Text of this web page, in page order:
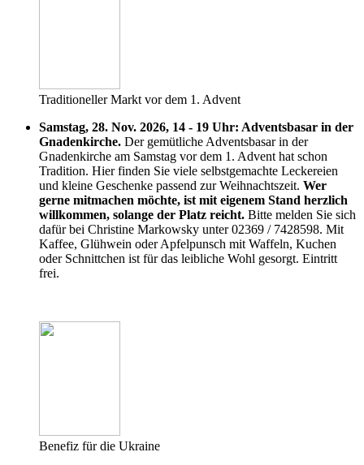
Traditioneller Markt vor dem 1. Advent
Samstag, 28. Nov. 2026, 14 - 19 Uhr: Adventsbasar in der
Gnadenkirche. Der gemütliche Adventsbasar in der
Gnadenkirche am Samstag vor dem 1. Advent hat schon
Tradition. Hier finden Sie viele selbstgemachte Leckereien
und kleine Geschenke passend zur Weihnachtszeit. Wer
gerne mitmachen möchte, ist mit eigenem Stand herzlich
willkommen, solange der Platz reicht. Bitte melden Sie sich
dafür bei Christine Markowsky unter 02369 / 7428598. Mit
Kaffee, Glühwein oder Apfelpunsch mit Waffeln, Kuchen
oder Schnittchen ist für das leibliche Wohl gesorgt. Eintritt
frei.
Benefiz für die Ukraine